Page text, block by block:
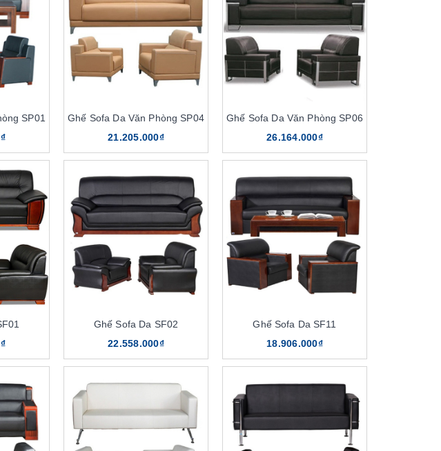
SP01
Ghế Sofa Da Văn Phòng SP04
21.205.000₫
Ghế Sofa Da Văn Phòng SP06
26.164.000₫
Ghế Sofa Da SF02
22.558.000₫
Ghế Sofa Da SF11
18.906.000₫